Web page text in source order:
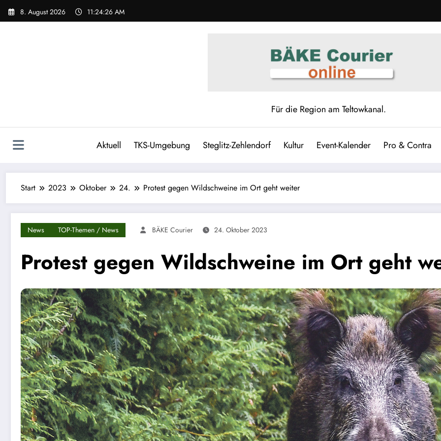
8. August 2026 11:24:27 AM
Für die Region am Teltowkanal.
Aktuell TKS-Umgebung Steglitz-Zehlendorf Kultur Event-Kalender Pro & Contra
Start 2023 Oktober 24. Protest gegen Wildschweine im Ort geht weiter
News TOP-Themen / News BÄKE Courier 24. Oktober 2023
Protest gegen Wildschweine im Ort geht